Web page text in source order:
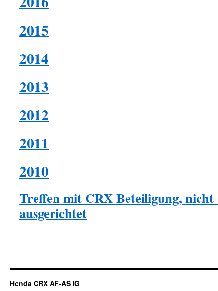
2015
2014
2013
2012
2011
2010
Treffen mit CRX Beteiligung,
ausgerichtet
Honda CRX AF-AS IG